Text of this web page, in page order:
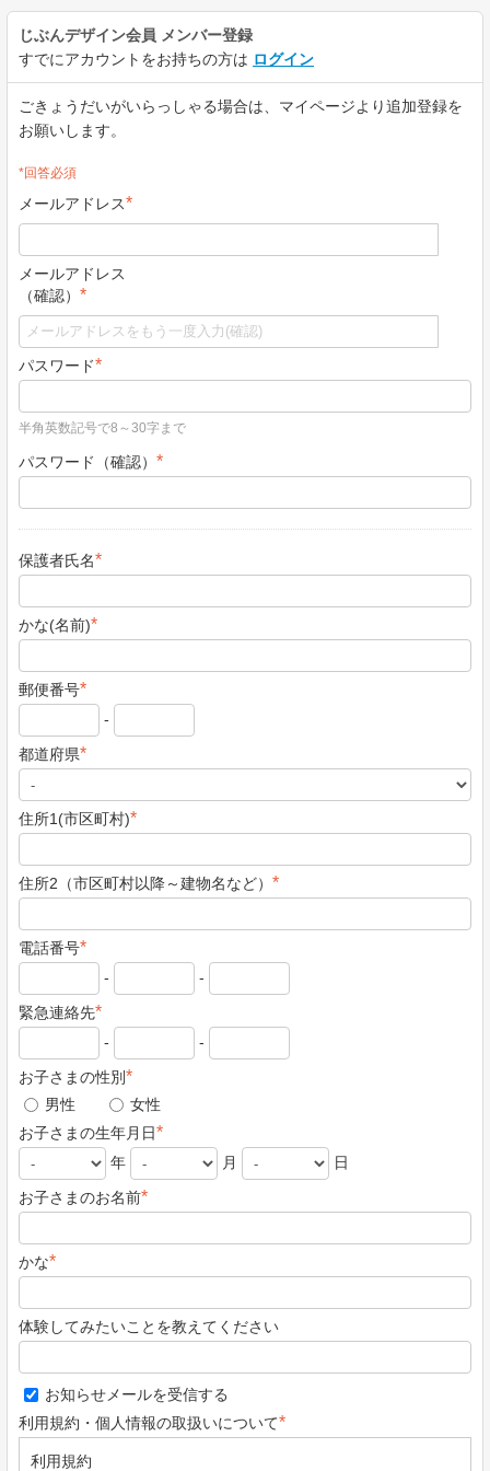
じぶんデザイン会員 メンバー登録
すでにアカウントをお持ちの方は ログイン
ごきょうだいがいらっしゃる場合は、マイページより追加登録を
お願いします。
*回答必須
メールアドレス*
メールアドレス
（確認） *
パスワード*
半角英数記号で8～30字まで
パスワード（確認） *
保護者氏名*
かな(名前)*
郵便番号*
-
都道府県*
住所1(市区町村)*
住所2（市区町村以降～建物名など） *
電話番号*
- -
緊急連絡先*
- -
お子さまの性別*
男性
女性
お子さまの生年月日*
年 月 日
お子さまのお名前*
かな*
体験してみたいことを教えてください
お知らせメールを受信する
利用規約・個人情報の取扱いについて*
利用規約